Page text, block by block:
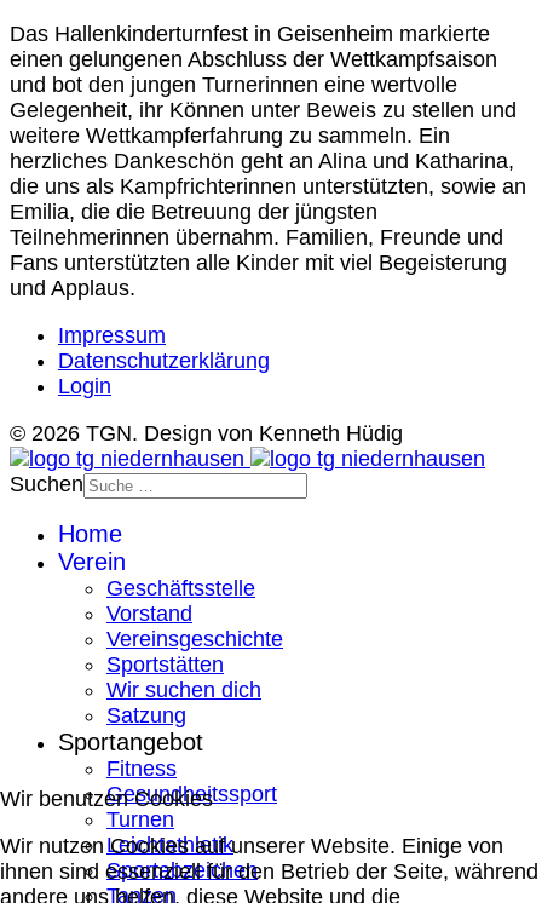
Das Hallenkinderturnfest in Geisenheim markierte
einen gelungenen Abschluss der Wettkampfsaison
und bot den jungen Turnerinnen eine wertvolle
Gelegenheit, ihr Können unter Beweis zu stellen und
weitere Wettkampferfahrung zu sammeln. Ein
herzliches Dankeschön geht an Alina und Katharina,
die uns als Kampfrichterinnen unterstützten, sowie an
Emilia, die die Betreuung der jüngsten
Teilnehmerinnen übernahm. Familien, Freunde und
Fans unterstützten alle Kinder mit viel Begeisterung
und Applaus.
Impressum
Datenschutzerklärung
Login
© 2026 TGN. Design von Kenneth Hüdig
Suchen
Home
Verein
Geschäftsstelle
Vorstand
Vereinsgeschichte
Sportstätten
Wir suchen dich
Satzung
Sportangebot
Fitness
Gesundheitssport
Turnen
Leichtathletik
Sportabzeichen
Tanzen
Wir benutzen Cookies
Wir nutzen Cookies auf unserer Website. Einige von
ihnen sind essenziell für den Betrieb der Seite, während
andere uns helfen, diese Website und die